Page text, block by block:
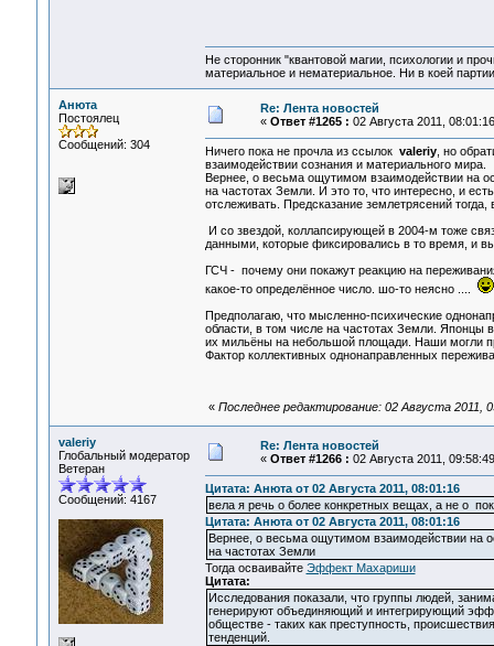
Не сторонник "квантовой магии, психологии и
материальное и нематериальное. Ни в коей
Анюта
Постоялец
Сообщений: 304
Re: Лента новостей
« Ответ #1265 : 02 Августа 2011,
Ничего пока не прочла из ссылок valeriy, но
взаимодействии сознания и материального мира.
Вернее, о весьма ощутимом взаимодействии на
на частотах Земли. И это то, что интересно, и
отслеживать. Предсказание землетрясений
И со звездой, коллапсирующей в 2004-м тоже
данными, которые фиксировались в то время, и
ГСЧ - почему они покажут реакцию на
какое-то определённое число. шо-то неясно ....
Предполагаю, что мысленно-психические
области, в том числе на частотах Земли. Японцы
их мильёны на небольшой площади. Наши могли
Фактор коллективных однонаправленных
« Последнее редактирование: 02 Августа 2011,
valeriy
Глобальный модератор
Ветеран
Сообщений: 4167
Re: Лента новостей
« Ответ #1266 : 02 Августа 2011,
Цитата: Анюта от 02 Августа 2011, 08:01:16
вела я речь о более конкретных вещах, а не о
Цитата: Анюта от 02 Августа 2011, 08:01:16
Вернее, о весьма ощутимом взаимодействии на
на частотах Земли
Тогда осваивайте Эффект Махариши
Цитата:
Исследования показали, что группы людей,
генерируют объединяющий и интегрирующий
обществе - таких как преступность,
тенденций.